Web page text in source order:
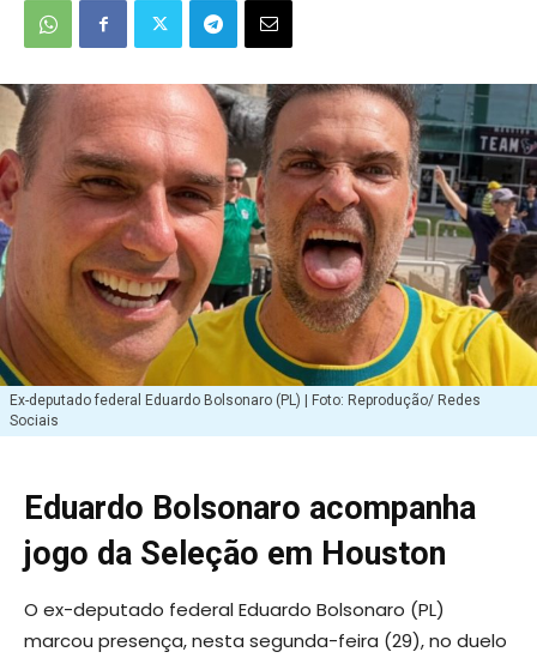
Ex-deputado federal Eduardo Bolsonaro (PL) | Foto: Reprodução/ Redes
Sociais
Eduardo Bolsonaro acompanha
jogo da Seleção em Houston
O ex-deputado federal Eduardo Bolsonaro (PL)
marcou presença, nesta segunda-feira (29), no duelo